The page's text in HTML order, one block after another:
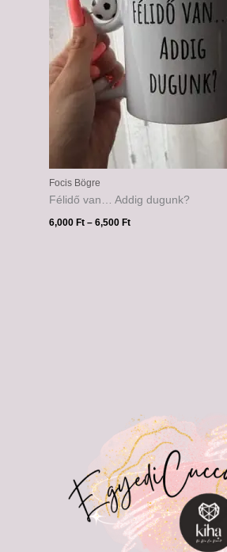
Focis Bögre
Félidő van… Addig dugunk?
6,000 Ft – 6,500 Ft